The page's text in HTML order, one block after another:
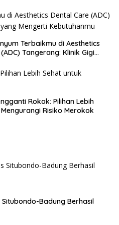
Terbaikmu di Aesthetics
Tangerang: Klinik Gigi
Rokok: Pilihan Lebih
Risiko Merokok
Badung Berhasil